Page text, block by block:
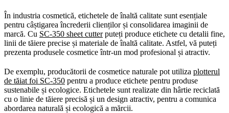
În industria cosmetică, etichetele de înaltă calitate sunt esențiale
pentru câștigarea încrederii clienților și consolidarea imaginii de
marcă. Cu SC-350 sheet cutterputeți produce etichete cu detalii fine,
linii de tăiere precise și materiale de înaltă calitate. Astfel, vă puteți
prezenta produsele cosmetice într-un mod profesional și atractiv.
De exemplu, producătorii de cosmetice naturale pot utiliza plotterul
de tăiat foi SC-350 pentru a produce etichete pentru produse
sustenabile și ecologice. Etichetele sunt realizate din hârtie reciclată
cu o linie de tăiere precisă și un design atractiv, pentru a comunica
abordarea naturală și ecologică a mărcii.